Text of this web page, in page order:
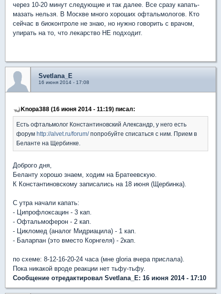
через 10-20 минут следующие и так далее. Все сразу капать-
мазать нельзя. В Москве много хороших офтальмологов. Кто
сейчас в биоконтроле не знаю, но нужно говорить с врачом,
упирать на то, что лекарство НЕ подходит.
Svetlana_E
16 июня 2014 - 17:08
Knopa388 (16 июня 2014 - 11:19) писал:
Есть офтальмолог Константиновский Александр, у него есть
форум http://alvet.ru/forum/попробуйте списаться с ним. Прием в
Беланте на Щербинке.
Доброго дня,
Беланту хорошо знаем, ходим на Братеевскую.
К Константиновскому записались на 18 июня (Щербинка).
С утра начали капать:
- Ципрофлоксацин - 3 кап.
- Офтальмоферон - 2 кап.
- Цикломед (аналог Мидриацила) - 1 кап.
- Баларпан (это вместо Корнгеля) - 2кап.
по схеме: 8-12-16-20-24 часа (мне gloria вчера прислала).
Пока никакой вроде реакции нет тьфу-тьфу.
Сообщение отредактировал Svetlana_E: 16 июня 2014 - 17:10